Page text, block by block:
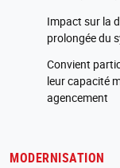
Impact sur la
prolongée du
Convient
leur capacité
agencement
MODERNISATION